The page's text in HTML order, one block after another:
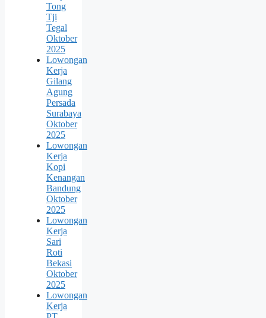
Tong
Tji
Tegal
Oktober
2025
Lowongan
Kerja
Gilang
Agung
Persada
Surabaya
Oktober
2025
Lowongan
Kerja
Kopi
Kenangan
Bandung
Oktober
2025
Lowongan
Kerja
Sari
Roti
Bekasi
Oktober
2025
Lowongan
Kerja